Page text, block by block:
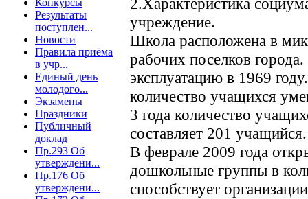
Конкурсы
Результаты
поступлен...
Новости
Правила приёма
в учр...
Единый день
молодого...
Экзамены
Праздники
Публичный
доклад
Пр.293 Об
утверждени...
Пр.176 Об
утверждени...
2.Характеристика
учреждение.
Школа расположена в
рабочих поселков
эксплуатацию в 1969
количество учащихся
3 года количество
составляет 201 учащийся.
В феврале 2009 года
дошкольные группы в
способствует